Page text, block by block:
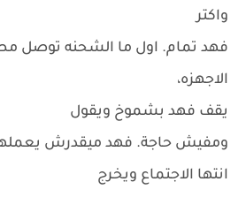
واكتر
فهد تمام. اول ما الشحنه توصل
الاجهزه،
يقف فهد بشموخ ويقول
ومفيش حاجة. فهد ميقدرش
انتها الاجتماع ويخرج